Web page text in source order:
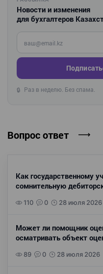
Новости и изменения
для бухгалтеров
Введите ваш e-mail
🔒 Раз в неделю. Без спама.
Вопрос ответ
Как государственному
сомнительную
110 0 28 июля 2026
Может ли помощник
осматривать объект
89 0 28 июля 2026